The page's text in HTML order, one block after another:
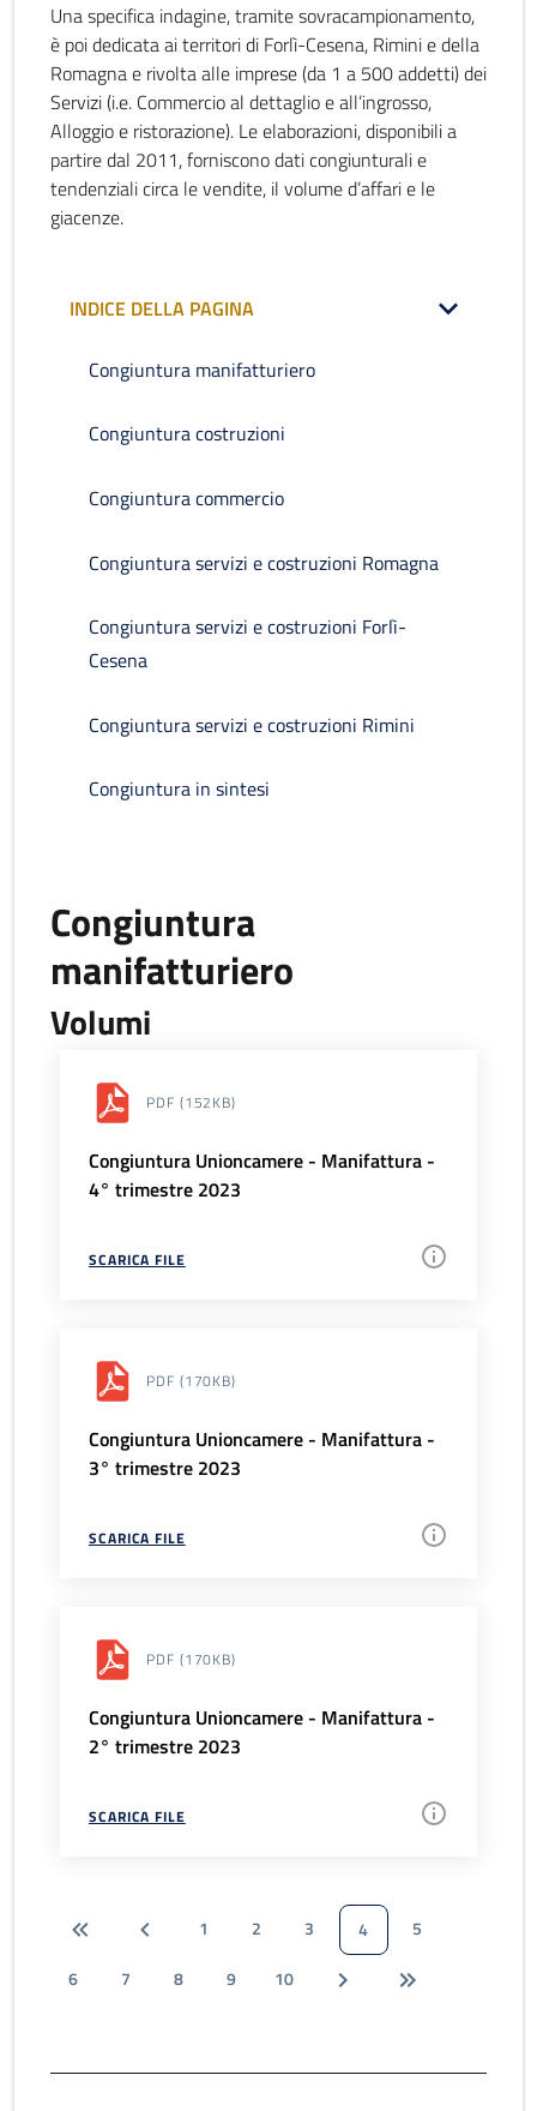
Una specifica indagine, tramite sovracampionamento,
è poi dedicata ai territori di Forlì-Cesena, Rimini e della
Romagna e rivolta alle imprese (da 1 a 500 addetti) dei
Servizi (i.e. Commercio al dettaglio e all’ingrosso,
Alloggio e ristorazione). Le elaborazioni, disponibili a
partire dal 2011, forniscono dati congiunturali e
tendenziali circa le vendite, il volume d’affari e le
giacenze.
INDICE DELLA PAGINA
Congiuntura manifatturiero
Congiuntura costruzioni
Congiuntura commercio
Congiuntura servizi e costruzioni Romagna
Congiuntura servizi e costruzioni Forlì-
Cesena
Congiuntura servizi e costruzioni Rimini
Congiuntura in sintesi
Congiuntura
manifatturiero
Volumi
PDF (152KB)
Congiuntura Unioncamere - Manifattura -
4° trimestre 2023
SCARICA FILE
PDF (170KB)
Congiuntura Unioncamere - Manifattura -
3° trimestre 2023
SCARICA FILE
PDF (170KB)
Congiuntura Unioncamere - Manifattura -
2° trimestre 2023
SCARICA FILE
1 2 3 4
5
6
7 8 9 10